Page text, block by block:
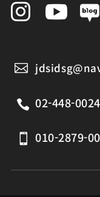
 

 02-448-0024
 010-2879-